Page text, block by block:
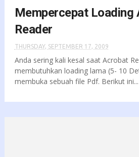
Mempercepat Loading
Reader
THURSDAY, SEPTEMBER 17, 2009
Anda sering kali kesal saat Acrobat
membutuhkan loading lama (5- 10
membuka sebuah file Pdf. Berikut ini...